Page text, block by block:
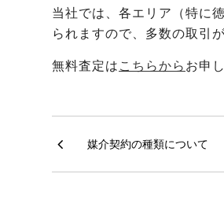
当社では、各エリア（特に
られますので、多数の取引
無料査定は こちらから お申
媒介契約の種類について